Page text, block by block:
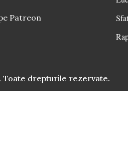
Patreon
Toate drepturile rezervate.